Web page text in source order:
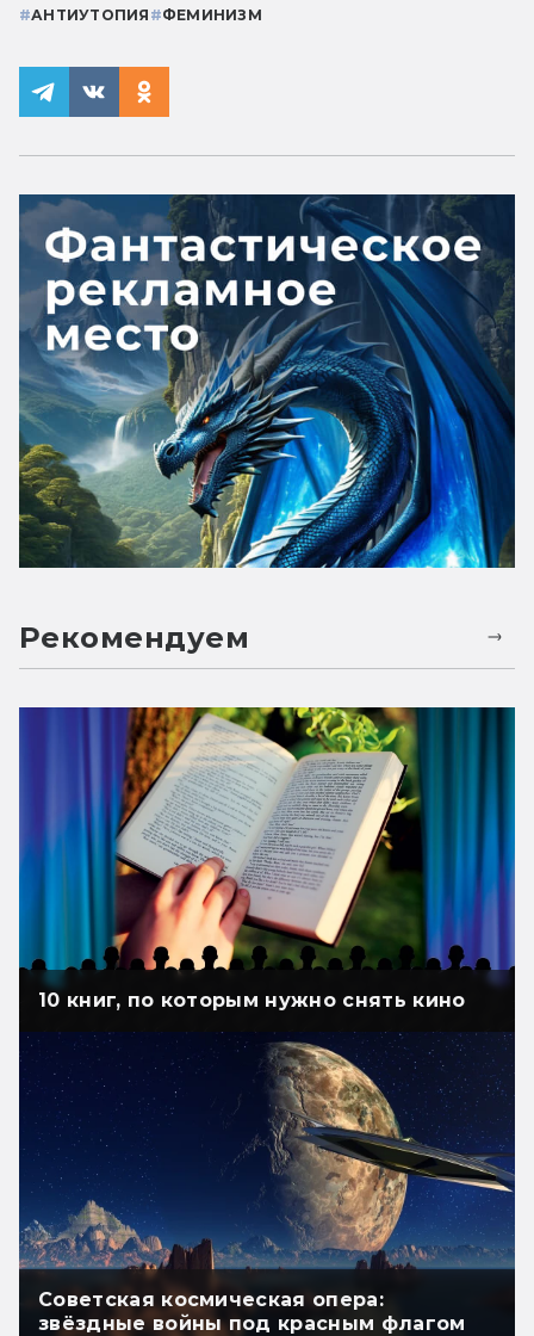
#АНТИУТОПИЯ #ФЕМИНИЗМ
Рекомендуем
10 книг, по которым нужно снять кино
Советская космическая опера:
звёздные войны под красным флагом